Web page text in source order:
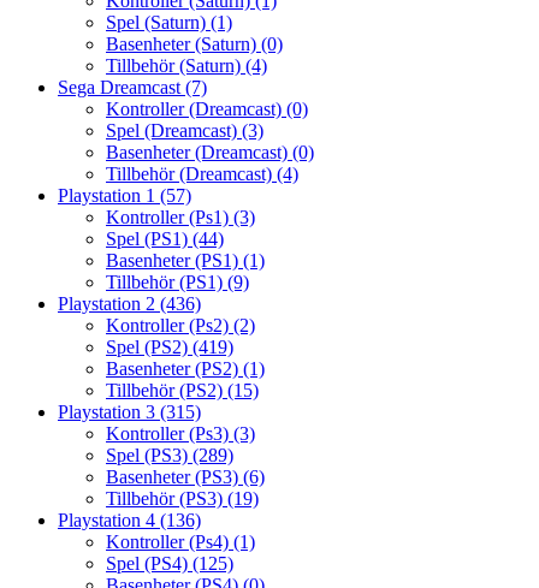
Spel (Saturn) (1)
Basenheter (Saturn) (0)
Tillbehör (Saturn) (4)
Sega Dreamcast (7)
Kontroller (Dreamcast) (0)
Spel (Dreamcast) (3)
Basenheter (Dreamcast) (0)
Tillbehör (Dreamcast) (4)
Playstation 1 (57)
Kontroller (Ps1) (3)
Spel (PS1) (44)
Basenheter (PS1) (1)
Tillbehör (PS1) (9)
Playstation 2 (436)
Kontroller (Ps2) (2)
Spel (PS2) (419)
Basenheter (PS2) (1)
Tillbehör (PS2) (15)
Playstation 3 (315)
Kontroller (Ps3) (3)
Spel (PS3) (289)
Basenheter (PS3) (6)
Tillbehör (PS3) (19)
Playstation 4 (136)
Kontroller (Ps4) (1)
Spel (PS4) (125)